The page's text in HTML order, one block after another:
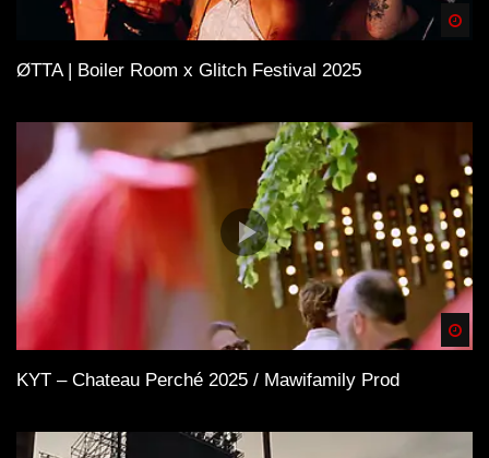
ØTTA | Boiler Room x Glitch Festival 2025
KYT – Chateau Perché 2025 / Mawifamily Prod